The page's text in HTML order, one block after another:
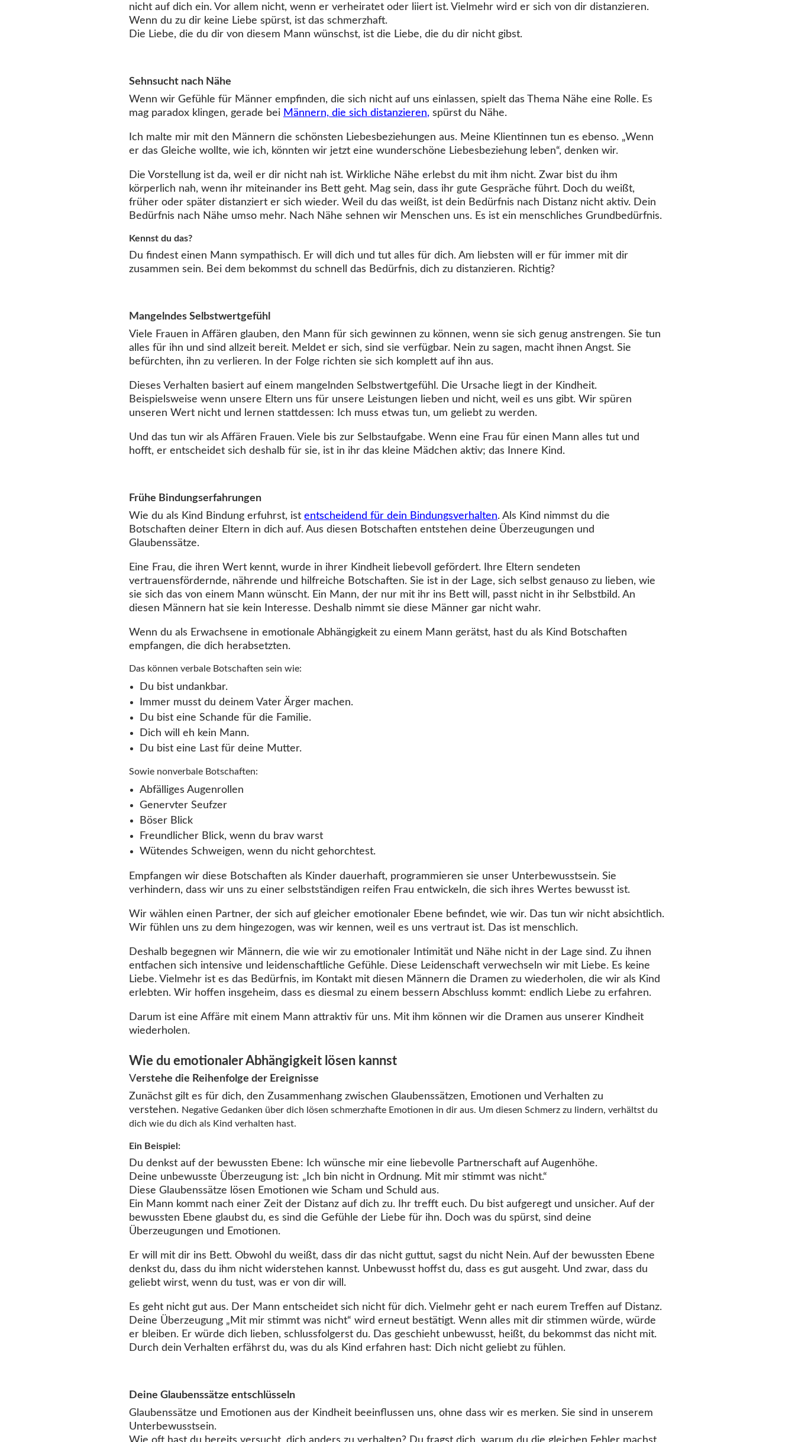
nicht auf dich ein. Vor allem nicht, wenn er verheiratet oder liiert ist. Vielmehr wird er sich von dir distanzieren.
Wenn du zu dir keine Liebe spürst, ist das schmerzhaft.
Die Liebe, die du dir von diesem Mann wünschst, ist die Liebe, die du dir nicht gibst.
Sehnsucht nach Nähe
Wenn wir Gefühle für Männer empfinden, die sich nicht auf uns einlassen, spielt das Thema Nähe eine Rolle. Es
mag paradox klingen, gerade bei Männern, die sich distanzieren,spürst du Nähe.
Ich malte mir mit den Männern die schönsten Liebesbeziehungen aus. Meine Klientinnen tun es ebenso. „Wenn
er das Gleiche wollte, wie ich, könnten wir jetzt eine wunderschöne Liebesbeziehung leben“, denken wir.
Die Vorstellung ist da, weil er dir nicht nah ist. Wirkliche Nähe erlebst du mit ihm nicht. Zwar bist du ihm
körperlich nah, wenn ihr miteinander ins Bett geht. Mag sein, dass ihr gute Gespräche führt. Doch du weißt,
früher oder später distanziert er sich wieder. Weil du das weißt, ist dein Bedürfnis nach Distanz nicht aktiv. Dein
Bedürfnis nach Nähe umso mehr. Nach Nähe sehnen wir Menschen uns. Es ist ein menschliches Grundbedürfnis.
Kennst du das?
Du findest einen Mann sympathisch. Er will dich und tut alles für dich. Am liebsten will er für immer mit dir
zusammen sein. Bei dem bekommst du schnell das Bedürfnis, dich zu distanzieren. Richtig?
Mangelndes Selbstwertgefühl
Viele Frauen in Affären glauben, den Mann für sich gewinnen zu können, wenn sie sich genug anstrengen. Sie tun
alles für ihn und sind allzeit bereit. Meldet er sich, sind sie verfügbar. Nein zu sagen, macht ihnen Angst. Sie
befürchten, ihn zu verlieren. In der Folge richten sie sich komplett auf ihn aus.
Dieses Verhalten basiert auf einem mangelnden Selbstwertgefühl. Die Ursache liegt in der Kindheit.
Beispielsweise wenn unsere Eltern uns für unsere Leistungen lieben und nicht, weil es uns gibt. Wir spüren
unseren Wert nicht und lernen stattdessen: Ich muss etwas tun, um geliebt zu werden.
Und das tun wir als Affären Frauen. Viele bis zur Selbstaufgabe. Wenn eine Frau für einen Mann alles tut und
hofft, er entscheidet sich deshalb für sie, ist in ihr das kleine Mädchen aktiv; das Innere Kind.
Frühe Bindungserfahrungen
Wie du als Kind Bindung erfuhrst, ist entscheidend für dein Bindungsverhalten. Als Kind nimmst du die
Botschaften deiner Eltern in dich auf. Aus diesen Botschaften entstehen deine Überzeugungen und
Glaubenssätze.
Eine Frau, die ihren Wert kennt, wurde in ihrer Kindheit liebevoll gefördert. Ihre Eltern sendeten
vertrauensfördernde, nährende und hilfreiche Botschaften. Sie ist in der Lage, sich selbst genauso zu lieben, wie
sie sich das von einem Mann wünscht. Ein Mann, der nur mit ihr ins Bett will, passt nicht in ihr Selbstbild. An
diesen Männern hat sie kein Interesse. Deshalb nimmt sie diese Männer gar nicht wahr.
Wenn du als Erwachsene in emotionale Abhängigkeit zu einem Mann gerätst, hast du als Kind Botschaften
empfangen, die dich herabsetzten.
Das können verbale Botschaften sein wie:
Du bist undankbar.
Immer musst du deinem Vater Ärger machen.
Du bist eine Schande für die Familie.
Dich will eh kein Mann.
Du bist eine Last für deine Mutter.
Sowie nonverbale Botschaften:
Abfälliges Augenrollen
Genervter Seufzer
Böser Blick
Freundlicher Blick, wenn du brav warst
Wütendes Schweigen, wenn du nicht gehorchtest.
Empfangen wir diese Botschaften als Kinder dauerhaft, programmieren sie unser Unterbewusstsein. Sie
verhindern, dass wir uns zu einer selbstständigen reifen Frau entwickeln, die sich ihres Wertes bewusst ist.
Wir wählen einen Partner, der sich auf gleicher emotionaler Ebene befindet, wie wir. Das tun wir nicht absichtlich.
Wir fühlen uns zu dem hingezogen, was wir kennen, weil es uns vertraut ist. Das ist menschlich.
Deshalb begegnen wir Männern, die wie wir zu emotionaler Intimität und Nähe nicht in der Lage sind. Zu ihnen
entfachen sich intensive und leidenschaftliche Gefühle. Diese Leidenschaft verwechseln wir mit Liebe. Es keine
Liebe. Vielmehr ist es das Bedürfnis, im Kontakt mit diesen Männern die Dramen zu wiederholen, die wir als Kind
erlebten. Wir hoffen insgeheim, dass es diesmal zu einem bessern Abschluss kommt: endlich Liebe zu erfahren.
Darum ist eine Affäre mit einem Mann attraktiv für uns. Mit ihm können wir die Dramen aus unserer Kindheit
wiederholen.
Wie du emotionaler Abhängigkeit lösen kannst
Verstehe die Reihenfolge der Ereignisse
Zunächst gilt es für dich, den Zusammenhang zwischen Glaubenssätzen, Emotionen und Verhalten zu
verstehen. Negative Gedanken über dich lösen schmerzhafte Emotionen in dir aus. Um diesen Schmerz zu lindern, verhältst du
dich wie du dich als Kind verhalten hast.
Ein Beispiel:
Du denkst auf der bewussten Ebene: Ich wünsche mir eine liebevolle Partnerschaft auf Augenhöhe.
Deine unbewusste Überzeugung ist: „Ich bin nicht in Ordnung. Mit mir stimmt was nicht.“
Diese Glaubenssätze lösen Emotionen wie Scham und Schuld aus.
Ein Mann kommt nach einer Zeit der Distanz auf dich zu. Ihr trefft euch. Du bist aufgeregt und unsicher. Auf der
bewussten Ebene glaubst du, es sind die Gefühle der Liebe für ihn. Doch was du spürst, sind deine
Überzeugungen und Emotionen.
Er will mit dir ins Bett. Obwohl du weißt, dass dir das nicht guttut, sagst du nicht Nein. Auf der bewussten Ebene
denkst du, dass du ihm nicht widerstehen kannst. Unbewusst hoffst du, dass es gut ausgeht. Und zwar, dass du
geliebt wirst, wenn du tust, was er von dir will.
Es geht nicht gut aus. Der Mann entscheidet sich nicht für dich. Vielmehr geht er nach eurem Treffen auf Distanz.
Deine Überzeugung „Mit mir stimmt was nicht“ wird erneut bestätigt. Wenn alles mit dir stimmen würde, würde
er bleiben. Er würde dich lieben, schlussfolgerst du. Das geschieht unbewusst, heißt, du bekommst das nicht mit.
Durch dein Verhalten erfährst du, was du als Kind erfahren hast: Dich nicht geliebt zu fühlen.
Deine Glaubenssätze entschlüsseln
Glaubenssätze und Emotionen aus der Kindheit beeinflussen uns, ohne dass wir es merken. Sie sind in unserem
Unterbewusstsein.